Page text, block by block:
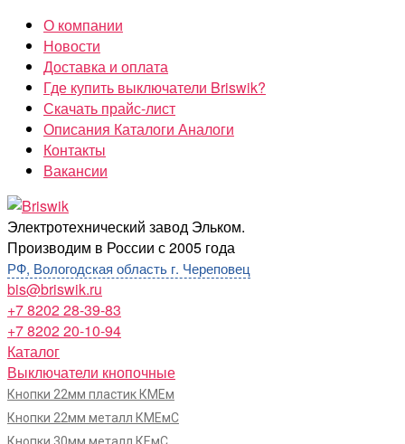
Перейти
содержимому
О компании
Новости
Доставка и оплата
Где купить выключатели Briswik?
Скачать прайс-лист
Описания Каталоги Аналоги
Контакты
Вакансии
Briswik
Электротехнический завод Эльком.
Производим в России с 2005 года
РФ, Вологодская область г. Череповец
bis@briswik.ru
+7 8202 28-39-83
+7 8202 20-10-94
Каталог
Выключатели кнопочные
Кнопки 22мм пластик КМЕм
Кнопки 22мм металл КМЕмС